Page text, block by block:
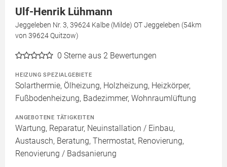
Ulf-Henrik Lühmann
Jeggeleben Nr. 3, 39624 Kalbe (Milde) OT Jeggeleben (54km
von 39624 Quitzow)
0 Sterne aus 2 Bewertungen
HEIZUNG SPEZIALGEBIETE
Solarthermie, Ölheizung, Holzheizung, Heizkörper,
Fußbodenheizung, Badezimmer, Wohnraumlüftung
ANGEBOTENE TÄTIGKEITEN
Wartung, Reparatur, Neuinstallation / Einbau,
Austausch, Beratung, Thermostat, Renovierung,
Renovierung / Badsanierung